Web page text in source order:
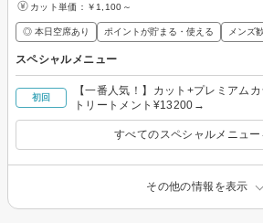
カット単価： ￥1,100～
◎ 本日空席あり ポイントが貯まる・使える メンズ
スペシャルメニュー
初回
【一番人気！】カット+プレミアム
トリートメント¥13200→
すべてのスペシャルメニュー
その他の情報を表示